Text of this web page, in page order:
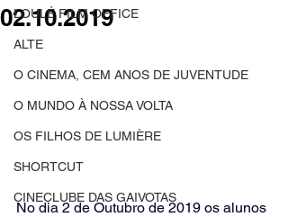
LOULÉ FILM OFFICE
ALTE
O CINEMA, CEM ANOS DE JUVENTUDE
O MUNDO À NOSSA VOLTA
OS FILHOS DE LUMIÈRE
SHORTCUT
CINECLUBE DAS GAIVOTAS
02.10.2019
No dia 2 de Outubro de 2019 os alunos